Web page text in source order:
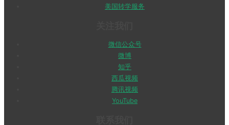
美国转学服务
微信公众号
微博
知乎
西瓜视频
腾讯视频
YouTube